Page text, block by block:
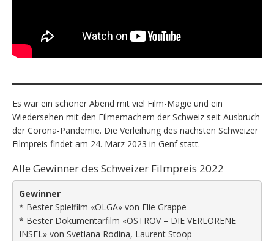
Es war ein schöner Abend mit viel Film-Magie und ein
Wiedersehen mit den Filmemachern der Schweiz seit Ausbruch
der Corona-Pandemie. Die Verleihung des nächsten Schweizer
Filmpreis findet am 24. März 2023 in Genf statt.
Alle Gewinner des Schweizer Filmpreis 2022
Gewinner
* Bester Spielfilm «OLGA» von Elie Grappe
* Bester Dokumentarfilm «OSTROV – DIE VERLORENE
INSEL» von Svetlana Rodina, Laurent Stoop